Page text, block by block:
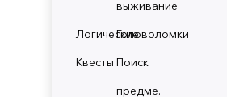
выживание
ЛогическиеГоловоломки
Квесты Поиск
предме.